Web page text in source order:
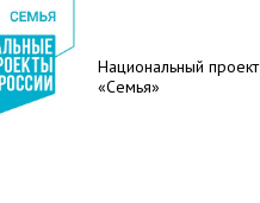
Национальный проект
«Семья»